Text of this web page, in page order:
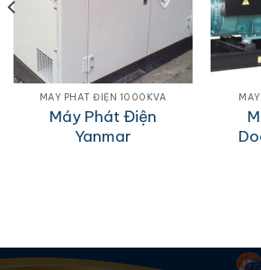
MÁY PHÁT ĐIỆN 1000KVA
Máy Phát Điện
Yanmar